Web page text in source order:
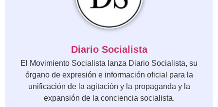
Diario Socialista
El Movimiento Socialista lanza Diario Socialista, su
órgano de expresión e información oficial para la
unificación de la agitación y la propaganda y la
expansión de la conciencia socialista.